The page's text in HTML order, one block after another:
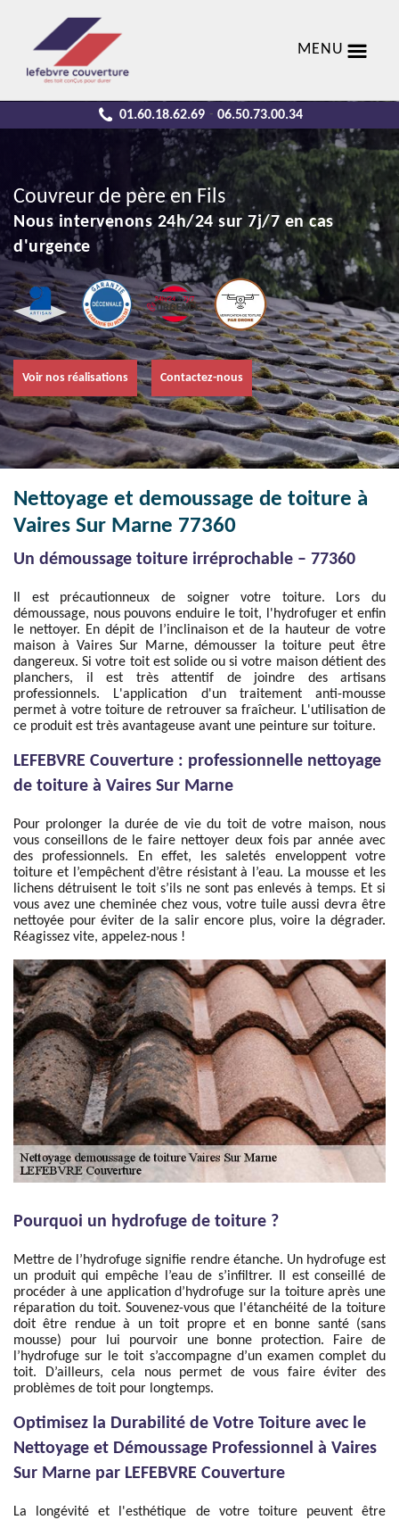
MENU
01.60.18.62.69 - 06.50.73.00.34
Couvreur de père en Fils
Nous intervenons 24h/24 sur 7j/7 en cas
d'urgence
Voir nos réalisations Contactez-nous
Nettoyage et demoussage de toiture à
Vaires Sur Marne 77360
Un démoussage toiture irréprochable – 77360
Il est précautionneux de soigner votre toiture. Lors du
démoussage, nous pouvons enduire le toit, l'hydrofuger et enfin
le nettoyer. En dépit de l’inclinaison et de la hauteur de votre
maison à Vaires Sur Marne, démousser la toiture peut être
dangereux. Si votre toit est solide ou si votre maison détient des
planchers, il est très attentif de joindre des artisans
professionnels. L'application d'un traitement anti-mousse
permet à votre toiture de retrouver sa fraîcheur. L'utilisation de
ce produit est très avantageuse avant une peinture sur toiture.
LEFEBVRE Couverture : professionnelle nettoyage
de toiture à Vaires Sur Marne
Pour prolonger la durée de vie du toit de votre maison, nous
vous conseillons de le faire nettoyer deux fois par année avec
des professionnels. En effet, les saletés enveloppent votre
toiture et l’empêchent d’être résistant à l’eau. La mousse et les
lichens détruisent le toit s’ils ne sont pas enlevés à temps. Et si
vous avez une cheminée chez vous, votre tuile aussi devra être
nettoyée pour éviter de la salir encore plus, voire la dégrader.
Réagissez vite, appelez-nous !
Pourquoi un hydrofuge de toiture ?
Mettre de l’hydrofuge signifie rendre étanche. Un hydrofuge est
un produit qui empêche l’eau de s’infiltrer. Il est conseillé de
procéder à une application d’hydrofuge sur la toiture après une
réparation du toit. Souvenez-vous que l'étanchéité de la toiture
doit être rendue à un toit propre et en bonne santé (sans
mousse) pour lui pourvoir une bonne protection. Faire de
l’hydrofuge sur le toit s’accompagne d’un examen complet du
toit. D’ailleurs, cela nous permet de vous faire éviter des
problèmes de toit pour longtemps.
Optimisez la Durabilité de Votre Toiture avec le
Nettoyage et Démoussage Professionnel à Vaires
Sur Marne par LEFEBVRE Couverture
La longévité et l'esthétique de votre toiture peuvent être